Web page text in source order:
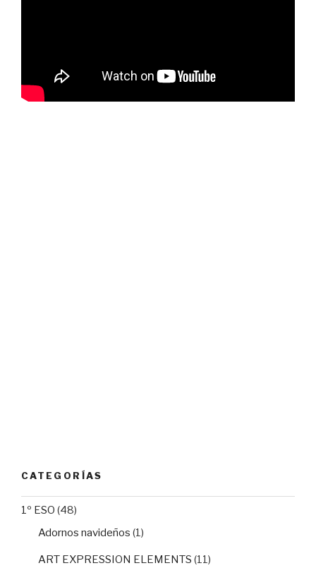
CATEGORÍAS
1º ESO (48)
Adornos navideños (1)
ART EXPRESSION ELEMENTS (11)